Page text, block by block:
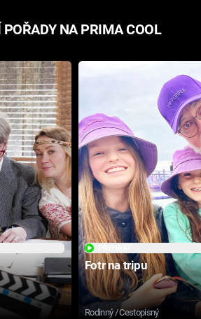
NA PRIMA COOL
Fotr na tripu
Rodinný / Cestopisný